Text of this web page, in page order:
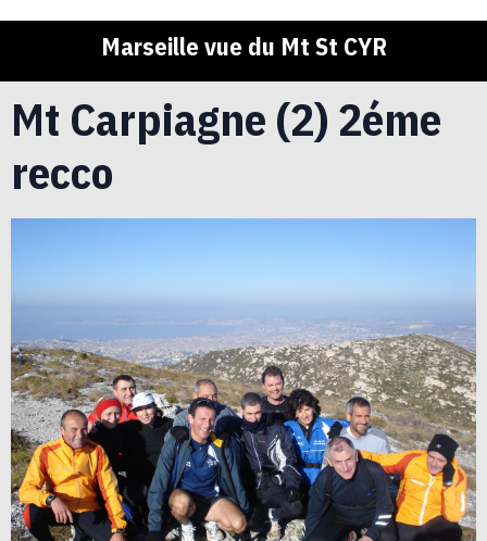
Marseille vue du Mt St CYR
Mt Carpiagne (2) 2éme
recco